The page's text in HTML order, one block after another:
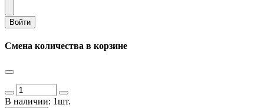
Войти
Смена количества в корзине
В наличии: 1шт.